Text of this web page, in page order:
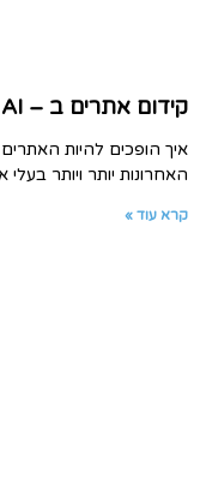
קידום אתרים ב – AI
האחרונות יותר ויותר
קרא עוד »